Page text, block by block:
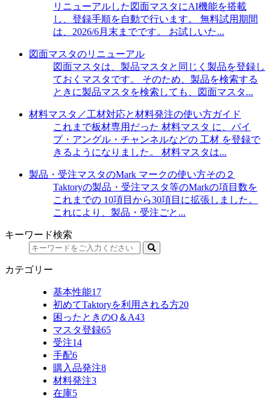
リニューアルした図面マスタにAI機能を搭載
し、登録手順を自動で行います。 無料試用期間
は、2026/6月末までです。 お試しいた...
図面マスタのリニューアル
図面マスタは、製品マスタと同じく製品を登録し
ておくマスタです。 そのため、製品を検索する
ときに製品マスタを検索しても、図面マスタ...
材料マスタ／工材対応と材料発注の使い方ガイド
これまで板材専用だった 材料マスタ に、パイ
プ・アングル・チャンネルなどの 工材 を登録で
きるようになりました。 材料マスタは...
製品・受注マスタのMark マークの使い方その２
Taktoryの製品・受注マスタ等のMarkの項目数を
これまでの 10項目から30項目に拡張しました。
これにより、製品・受注ごと...
キーワード検索
カテゴリー
基本性能17
初めてTaktoryを利用される方20
困ったときのQ＆A43
マスタ登録65
受注14
手配6
購入品発注8
材料発注3
在庫5